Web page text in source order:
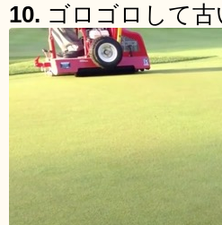
10. ゴロゴロして